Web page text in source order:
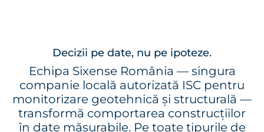
Decizii pe date, nu pe ipoteze.
Echipa Sixense România — singura
companie locală autorizată ISC pentru
monitorizare geotehnică și structurală —
transformă comportarea construcțiilor
în date măsurabile. Pe toate tipurile de